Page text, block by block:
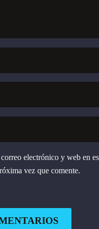
electrónico y web en
vez que comente.